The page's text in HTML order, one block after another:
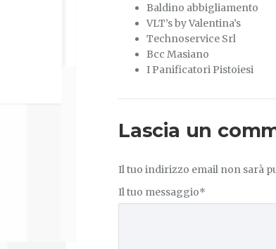
Baldino abbigliamento
VLT’s by Valentina’s
Technoservice Srl
Bcc Masiano
I Panificatori Pistoiesi
Lascia un
Il tuo indirizzo email non sarà
Il tuo messaggio*